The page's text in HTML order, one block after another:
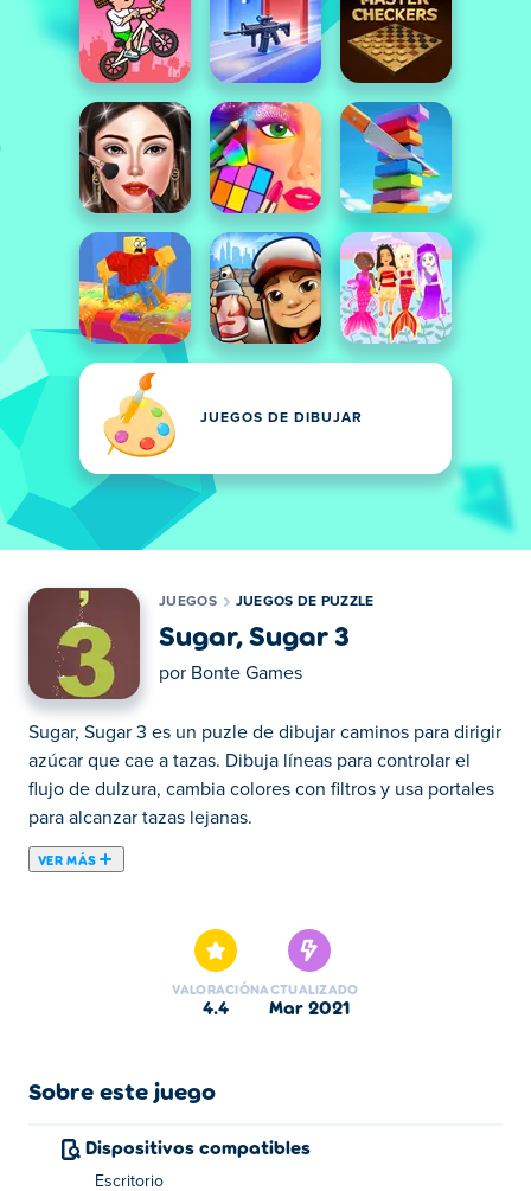
JUEGOS DE DIBUJAR
JUEGOS JUEGOS DE PUZZLE
Sugar, Sugar 3
por Bonte Games
Sugar, Sugar 3 es un puzle de dibujar caminos para dirigir
azúcar que cae a tazas. Dibuja líneas para controlar el
flujo de dulzura, cambia colores con filtros y usa portales
para alcanzar tazas lejanas.
VER MÁS
niveles avanzados incluyen múltiples tazas y filtros de
café. Guía el azúcar por filtros de colores para hacer
juego con las tazas correspondientes. ¡Usa los
VALORACIÓN
4.4
ACTUALIZADO
mar 2021
Sobre este juego
Dispositivos compatibles
Escritorio